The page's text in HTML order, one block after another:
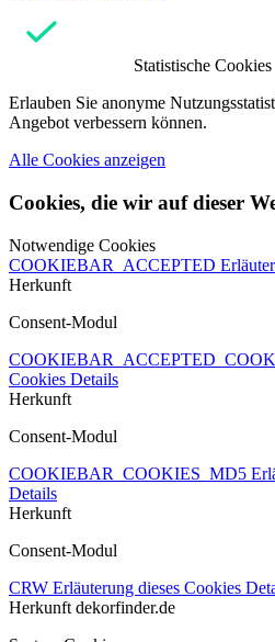
Statistische Cookies
Erlauben Sie anonyme
Angebot verbessern können.
Alle Cookies anzeigen
Cookies, die wir auf dieser
Notwendige Cookies
COOKIEBAR_ACCEPTED
Herkunft
Consent-Modul
Cookies Details
Herkunft
Consent-Modul
COOKIEBAR_COOKIES_MD5
Details
Herkunft
Consent-Modul
CRW Erläuterung dieses Cookies
Herkunft dekorfinder.de